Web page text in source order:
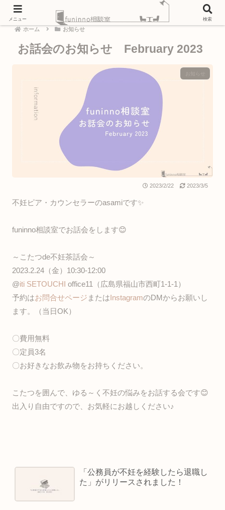
ホーム お知らせ
お話会のお知らせ February 2023
2023/2/22 2023/3/5
不妊ピア・カウンセラーのasamiです✨
funinno相談室でお話会をします😊
～こたつde不妊茶話会～
2023.2.24（金）10:30-12:00
@iti SETOUCHI office11（広島県福山市西町1-1-1）
予約はお問合せページ またはInstagramのDMからお願いし
ます。（当日OK）
〇費用無料
〇定員3名
〇お好きなお飲み物をお持ちください。
こたつを囲んで、ゆる～く不妊の悩みをお話する会です😊
出入り自由ですので、お気軽にお越しください♪
「公務員が不妊を経験したら退職し
た」がリリースされました！
メニュー 検索